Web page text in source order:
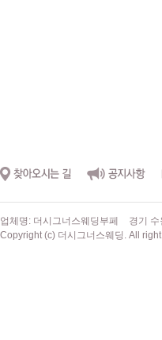
업체명: 더시그너스웨딩부페 경기
Copyright (c) 더시그너스웨딩. All